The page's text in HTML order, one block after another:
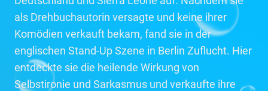
als Drehbuchautorin versagte und keine ihrer
Komödien verkauft bekam, fand sie in der
englischen Stand-Up Szene in Berlin Zuflucht. Hier
entdeckte sie die heilende Wirkung von
Selbstironie und Sarkasmus und verkaufte ihre